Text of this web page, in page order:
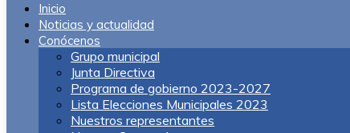
Inicio
Noticias y actualidad
Conócenos
Grupo municipal
Junta Directiva
Programa de gobierno 2023-2027
Lista Elecciones Municipales 2023
Nuestros representantes